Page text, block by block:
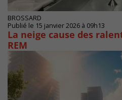
BROSSARD
Publié le 15 janvier 2026 à 09h13
La neige cause des
REM